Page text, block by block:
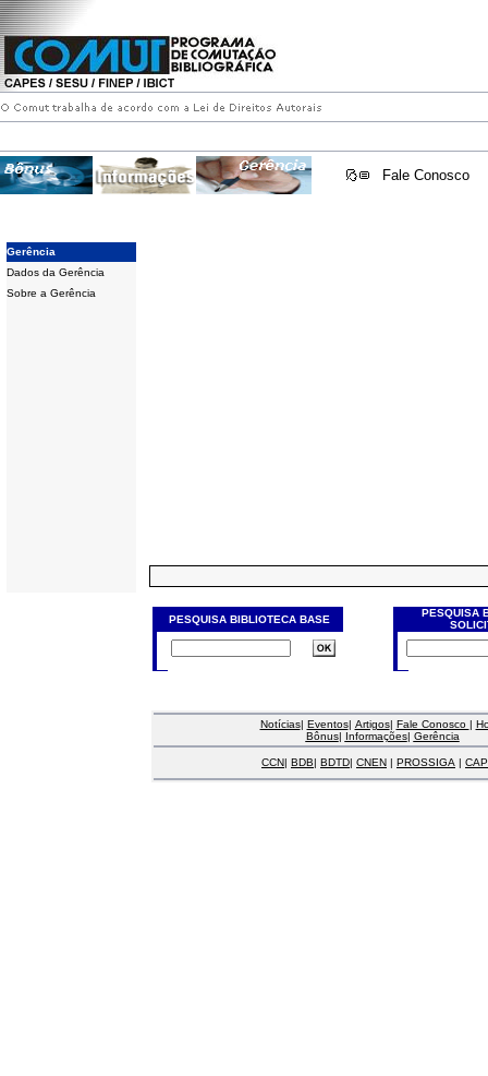
Fale Conosco
Gerência
Dados da Gerência
Sobre a Gerência
PESQUISA BIBLIOTECA BASE
PESQUISA
Notícias| Eventos| Artigos| Fale Conosco |
Bônus| Informações| Gerência
CCN| BDB| BDTD| CNEN | PROSSIGA |